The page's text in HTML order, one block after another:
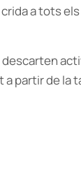
a tots
partir de la